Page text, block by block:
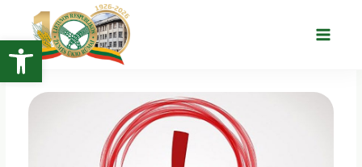
Open toolbar
turinio
Main